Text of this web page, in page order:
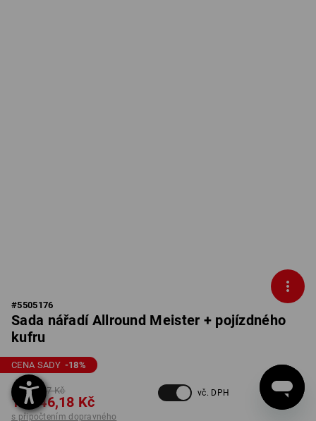
#5505176
Sada nářadí Allround Meister + pojízdného
kufru
CENA SADY -18%
23 107,37 Kč
18 946,18 Kč
s připočtením dopravného
vč. DPH